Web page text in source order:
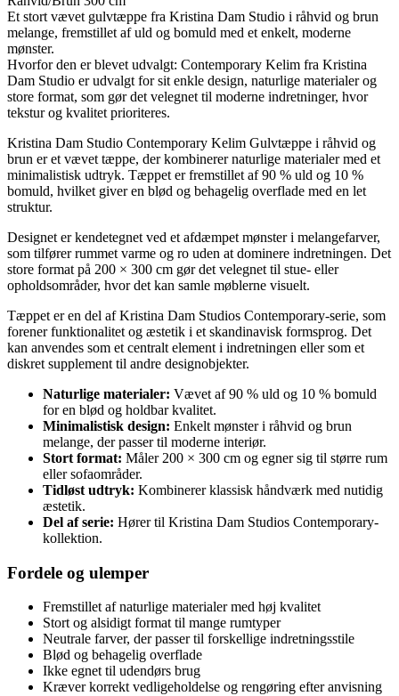
Et stort vævet gulvtæppe fra Kristina Dam Studio i råhvid og brun
melange, fremstillet af uld og bomuld med et enkelt, moderne
mønster.
Hvorfor den er blevet udvalgt: Contemporary Kelim fra Kristina
Dam Studio er udvalgt for sit enkle design, naturlige materialer og
store format, som gør det velegnet til moderne indretninger, hvor
tekstur og kvalitet prioriteres.
Kristina Dam Studio Contemporary Kelim Gulvtæppe i råhvid og
brun er et vævet tæppe, der kombinerer naturlige materialer med et
minimalistisk udtryk. Tæppet er fremstillet af 90 % uld og 10 %
bomuld, hvilket giver en blød og behagelig overflade med en let
struktur.
Designet er kendetegnet ved et afdæmpet mønster i melangefarver,
som tilfører rummet varme og ro uden at dominere indretningen. Det
store format på 200 × 300 cm gør det velegnet til stue- eller
opholdsområder, hvor det kan samle møblerne visuelt.
Tæppet er en del af Kristina Dam Studios Contemporary-serie, som
forener funktionalitet og æstetik i et skandinavisk formsprog. Det
kan anvendes som et centralt element i indretningen eller som et
diskret supplement til andre designobjekter.
Naturlige materialer: Vævet af 90 % uld og 10 % bomuld
for en blød og holdbar kvalitet.
Minimalistisk design: Enkelt mønster i råhvid og brun
melange, der passer til moderne interiør.
Stort format: Måler 200 × 300 cm og egner sig til større rum
eller sofaområder.
Tidløst udtryk: Kombinerer klassisk håndværk med nutidig
æstetik.
Del af serie: Hører til Kristina Dam Studios Contemporary-
kollektion.
Fordele og ulemper
Fremstillet af naturlige materialer med høj kvalitet
Stort og alsidigt format til mange rumtyper
Neutrale farver, der passer til forskellige indretningsstile
Blød og behagelig overflade
Ikke egnet til udendørs brug
Kræver korrekt vedligeholdelse og rengøring efter anvisning